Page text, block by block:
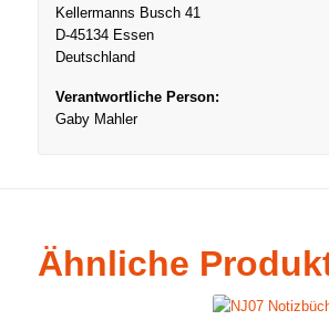
Kellermanns Busch 41
D-45134 Essen
Deutschland
Verantwortliche Person:
Gaby Mahler
Ähnliche